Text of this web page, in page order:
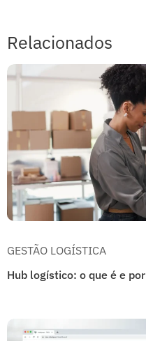
Relacionados
GESTÃO LOGÍSTICA
Hub logístico: o que é e